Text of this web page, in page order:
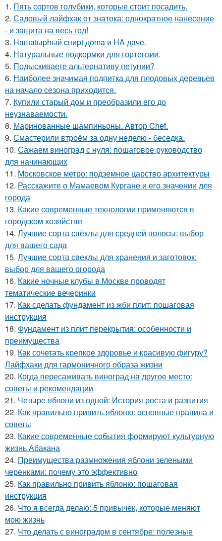
1. Пять сортов голубики, которые стоит посадить.
2. Садовый лайфхак от знатока: однократное нанесение
- и защита на весь год!
3. Haшatыphый cпиpt дoma и HA дaчe.
4. Натуральные подкормки для гортензии.
5. Подыскиваете альтернативу петунии?
6. Наиболее значимая подпитка для плодовых деревьев
на начало сезона приходится.
7. Купили старый дом и преобразили его до
неузнаваемости.
8. Маринованные шампиньоны. Автор Chef.
9. Смастерили втроём за одну неделю - беседка.
10. Сажаем виноград с нуля: пошаговое руководство
для начинающих
11. Московское метро: подземное царство архитектуры
12. Расскажите о Мамаевом Кургане и его значении для
города
13. Какие современные технологии применяются в
городском хозяйстве
14. Лучшие сорта свёклы для средней полосы: выбор
для вашего сада
15. Лучшие сорта свеклы для хранения и заготовок:
выбор для вашего огорода
16. Какие ночные клубы в Москве проводят
тематические вечеринки
17. Как сделать фундамент из жби плит: пошаговая
инструкция
18. Фундамент из плит перекрытия: особенности и
преимущества
19. Как сочетать крепкое здоровье и красивую фигуру?
Лайфхаки для гармоничного образа жизни
20. Когда пересаживать виноград на другое место:
советы и рекомендации
21. Четыре яблони из одной: История роста и развития
22. Как правильно привить яблоню: основные правила и
советы
23. Какие современные события формируют культурную
жизнь Абакана
24. Преимущества размножения яблони зелеными
черенками: почему это эффективно
25. Как правильно привить яблоню: пошаговая
инструкция
26. Что я всегда делаю: 5 привычек, которые меняют
мою жизнь
27. Что делать с виноградом в сентябре: полезные